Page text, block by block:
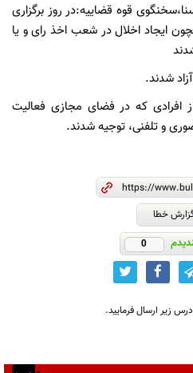
قوه قضاییه:در روز برگزاری
دلایلی همچون ایجاد اخلال در شعب اخذ رای و یا
شدند.
حدود ۶۰۰ نفر از افرادی که در فضای مجازی فعالیت
و تلفنی، توجیه شدند.
خطا
0
زیر ارسال فرمایید.